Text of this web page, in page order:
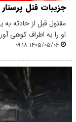
جزییات قتل
مقتول قبل از حادثه
او را به اطراف کوهی
۱۴۰۵/۰۵/۰۶ ۰۹:۱۸